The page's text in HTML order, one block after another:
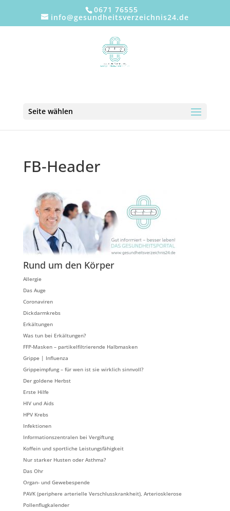
0671 76555
info@gesundheitsverzeichnis24.de
Seite wählen
FB-Header
Rund um den Körper
Allergie
Das Auge
Coronaviren
Dickdarmkrebs
Erkältungen
Was tun bei Erkältungen?
FFP-Masken – partikelfiltrierende Halbmasken
Grippe | Influenza
Grippeimpfung – für wen ist sie wirklich sinnvoll?
Der goldene Herbst
Erste Hilfe
HIV und Aids
HPV Krebs
Infektionen
Informationszentralen bei Vergiftung
Koffein und sportliche Leistungsfähigkeit
Nur starker Husten oder Asthma?
Das Ohr
Organ- und Gewebespende
PAVK (periphere arterielle Verschlusskrankheit), Arteriosklerose
Pollenflugkalender